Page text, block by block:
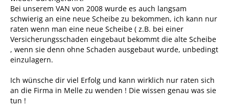
Bei unserem VAN von 2008 wurde es auch langsam
schwierig an eine neue Scheibe zu bekommen, ich kann nur
raten wenn man eine neue Scheibe ( z.B. bei einer
Versicherungsschaden eingebaut bekommt die alte Scheibe
, wenn sie denn ohne Schaden ausgebaut wurde, unbedingt
einzulagern.
Ich wünsche dir viel Erfolg und kann wirklich nur raten sich
an die Firma in Melle zu wenden ! Die wissen genau was sie
tun !